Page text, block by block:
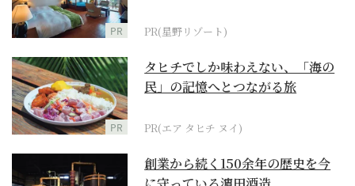
PR PR(星野リゾート)
PR
タヒチでしか味わえない、「海の
民」の記憶へとつながる旅
PR(エア タヒチ ヌイ)
創業から続く150余年の歴史を今